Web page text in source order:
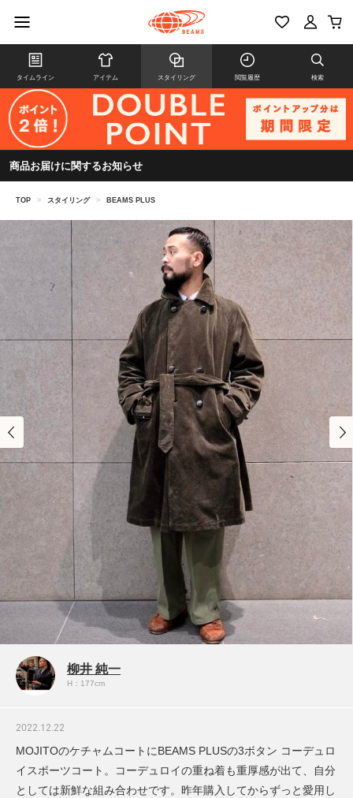
タイムライン アイテム スタイリング 閲覧履歴 検索
商品お届けに関するお知らせ
TOP > スタイリング > BEAMS PLUS
柳井 純一
H：177cm
2022.12.22
MOJITOのケチャムコートにBEAMS PLUSの3ボタン コーデュロ
イスポーツコート。コーデュロイの重ね着も重厚感が出て、自分
としては新鮮な組み合わせです。昨年購入してからずっと愛用し